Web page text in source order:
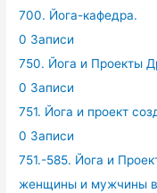
700. Йога-кафедра.
0 Записи
750. Йога и Проекты
0 Записи
751. Йога и проект
0 Записи
751.-585. Йога и
женщины и мужчины в